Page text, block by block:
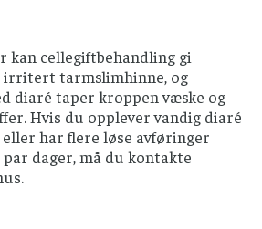
kan cellegiftbehandling gi
irritert tarmslimhinne, og
diaré taper kroppen væske og
Hvis du opplever vandig diaré
har flere løse avføringer
dager, må du kontakte